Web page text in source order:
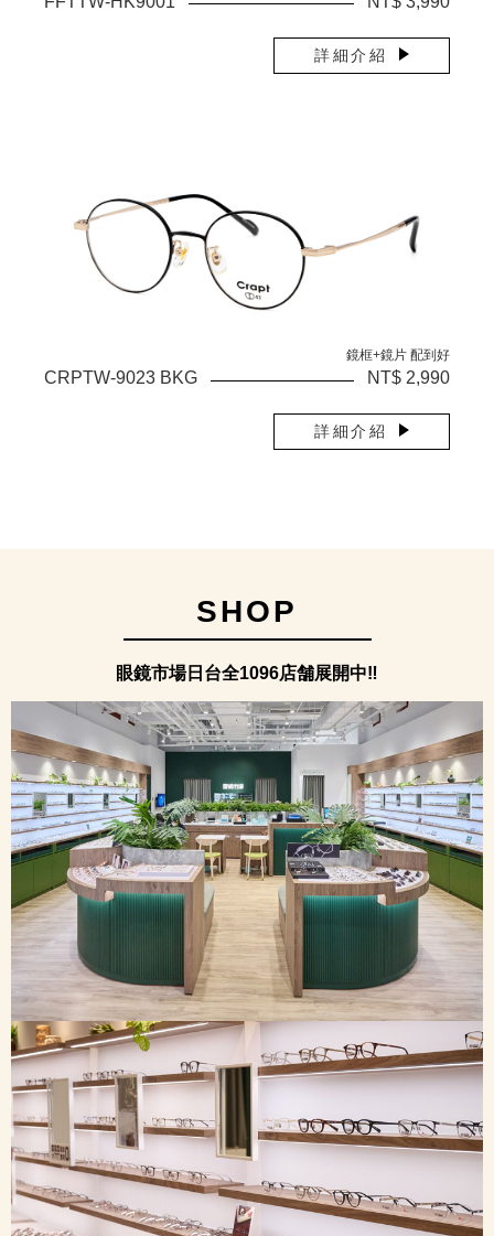
詳細介紹
鏡框+鏡片 配到好
CRPTW-9023 BKG NT$ 2,990
詳細介紹
SHOP
眼鏡市場日台全1096店舗展開中‼